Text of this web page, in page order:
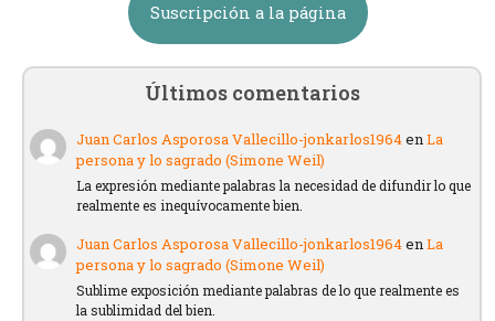
Suscripción a la página
Últimos comentarios
Juan Carlos Asporosa Vallecillo-jonkarlos1964enLa
persona y lo sagrado (Simone Weil)
La expresión mediante palabras la necesidad de difundir lo que
realmente es inequívocamente bien.
Juan Carlos Asporosa Vallecillo-jonkarlos1964enLa
persona y lo sagrado (Simone Weil)
Sublime exposición mediante palabras de lo que realmente es
la sublimidad del bien.